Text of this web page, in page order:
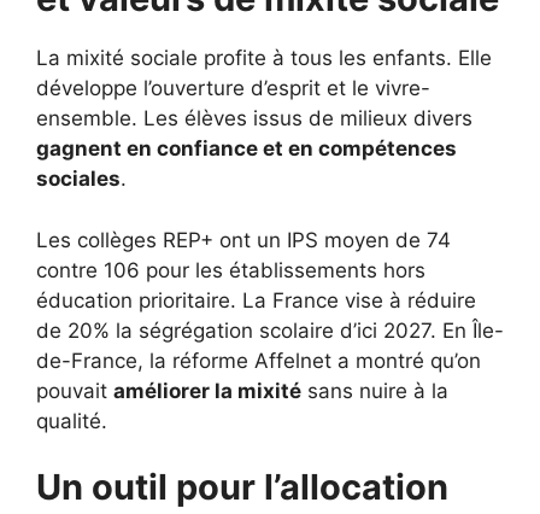
La mixité sociale profite à tous les enfants. Elle
développe l’ouverture d’esprit et le vivre-
ensemble. Les élèves issus de milieux divers
gagnent en confiance et en compétences
sociales.
Les collèges REP+ ont un IPS moyen de 74
contre 106 pour les établissements hors
éducation prioritaire. La France vise à réduire
de 20% la ségrégation scolaire d’ici 2027. En Île-
de-France, la réforme Affelnet a montré qu’on
pouvait améliorer la mixité sans nuire à la
qualité.
Un outil pour l’allocation